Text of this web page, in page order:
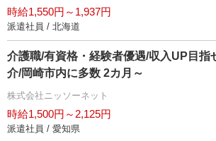
時給1,550円～1,937円
派遣社員 / 北海道
介護職/有資格・経験者優遇/収入UP目指
介/岡崎市内に多数 2カ月～
株式会社ニッソーネット
時給1,500円～2,125円
派遣社員 / 愛知県